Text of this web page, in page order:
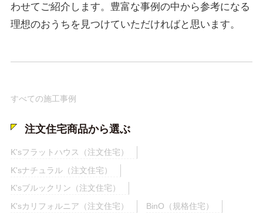
わせてご紹介します。豊富な事例の中から参考になる
理想のおうちを見つけていただければと思います。
すべての施工事例
注文住宅商品から選ぶ
K'sフラットハウス（注文住宅）
K'sナチュラル（注文住宅）
K'sブルックリン（注文住宅）
K'sカリフォルニア（注文住宅）
BinO（規格住宅）